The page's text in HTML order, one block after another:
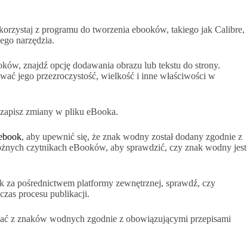
z programu do tworzenia ebooków, takiego jak Calibre,
narzędzia.
znajdź opcję dodawania obrazu lub tekstu do strony.
jego przezroczystość, wielkość i inne właściwości w
zmiany w pliku eBooka.
, aby upewnić się, że znak wodny został dodany zgodnie z
czytnikach eBooków, aby sprawdzić, czy znak wodny jest
za pośrednictwem platformy zewnętrznej, sprawdź, czy
procesu publikacji.
z znaków wodnych zgodnie z obowiązującymi przepisami